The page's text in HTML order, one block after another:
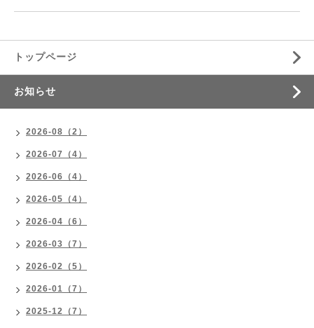
トップページ
お知らせ
2026-08（2）
2026-07（4）
2026-06（4）
2026-05（4）
2026-04（6）
2026-03（7）
2026-02（5）
2026-01（7）
2025-12（7）